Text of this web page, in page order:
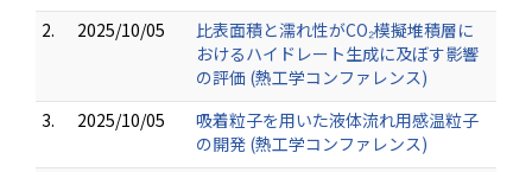
2.
2025/10/05
比表面積と濡れ性がCO₂模擬堆積層に
おけるハイドレート生成に及ぼす影響
の評価 (熱工学コンファレンス)
3.
2025/10/05
吸着粒子を用いた液体流れ用感温粒子
の開発 (熱工学コンファレンス)